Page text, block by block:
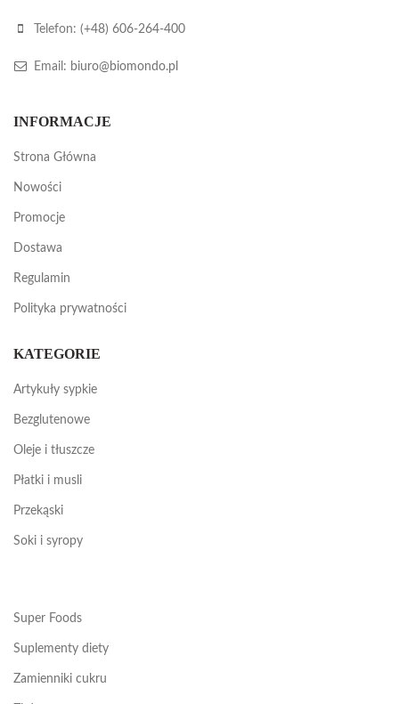
Telefon: (+48) 606-264-400
Email: biuro@biomondo.pl
INFORMACJE
Strona Główna
Nowości
Promocje
Dostawa
Regulamin
Polityka prywatności
KATEGORIE
Artykuły sypkie
Bezglutenowe
Oleje i tłuszcze
Płatki i musli
Przekąski
Soki i syropy
Super Foods
Suplementy diety
Zamienniki cukru